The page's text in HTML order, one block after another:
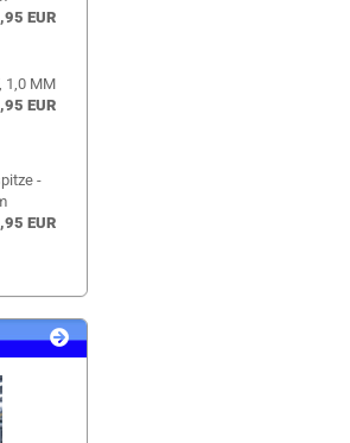
EUR
1,0 MM
EUR
-
EUR